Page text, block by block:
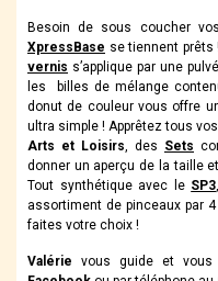
Besoin de sous coucher
XpressBase se tiennent
vernis s’applique par une
les billes de mélange
donut de couleur vous offre
ultra simple ! Apprêtez tous
Arts et Loisirs , des Sets
donner un aperçu de la taille
Tout synthétique avec le SP3
assortiment de pinceaux par
faites votre choix !
Valérie vous guide et vous